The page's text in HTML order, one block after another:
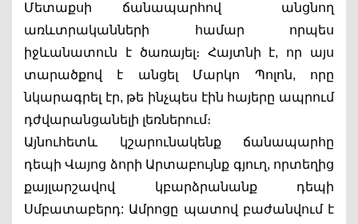
Մետաքսի ճանապարհով  անցնող
առևտրականների համար որպես
իջևանատուն է ծառայել։ Հայտնի է, որ այս
տարածքով է անցել Մարկո Պոլոն, որը
նկարագրել էր, թե ինչպես էին հայերը ապրում
դժվարանցանելի լեռներում։
Այնուհետև կշարունակենք ճանապարհը
դեպի Վայոց ձորի Արտաբույնք գյուղ, որտեղից
քայլարշավով կբարձրանանք դեպի
Սմբատաբերդ: Ամրոցը պատով բաժանվում է